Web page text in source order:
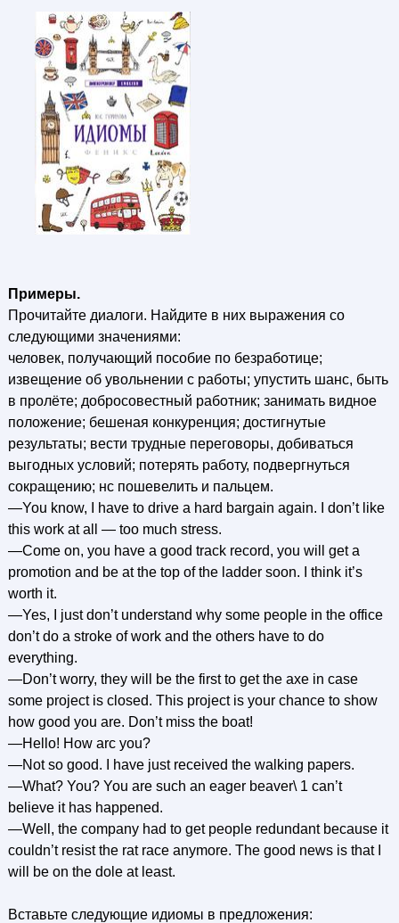
Примеры.
Прочитайте диалоги. Найдите в них выражения со
следующими значениями:
человек, получающий пособие по безработице;
извещение об увольнении с работы; упустить шанс, быть
в пролёте; добросовестный работник; занимать видное
положение; бешеная конкуренция; достигнутые
результаты; вести трудные переговоры, добиваться
выгодных условий; потерять работу, подвергнуться
сокращению; нс пошевелить и пальцем.
—You know, I have to drive a hard bargain again. I don’t like
this work at all — too much stress.
—Come on, you have a good track record, you will get a
promotion and be at the top of the ladder soon. I think it’s
worth it.
—Yes, I just don’t understand why some people in the office
don’t do a stroke of work and the others have to do
everything.
—Don’t worry, they will be the first to get the axe in case
some project is closed. This project is your chance to show
how good you are. Don’t miss the boat!
—Hello! How arc you?
—Not so good. I have just received the walking papers.
—What? You? You are such an eager beaver\ 1 can’t
believe it has happened.
—Well, the company had to get people redundant because it
couldn’t resist the rat race anymore. The good news is that I
will be on the dole at least.
Вставьте следующие идиомы в предложения: